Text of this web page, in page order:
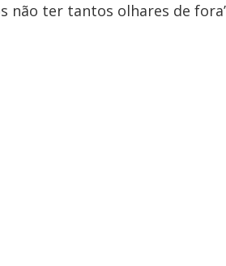
não ter tantos olhares de